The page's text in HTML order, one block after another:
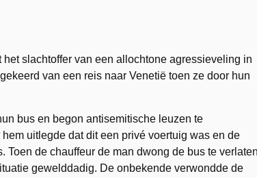
slachtoffer van een allochtone agressieveling in
van een reis naar Venetië toen ze door hun
bus en begon antisemitische leuzen te
uitlegde dat dit een privé voertuig was en de
de chauffeur de man dwong de bus te
gewelddadig. De onbekende verwondde de